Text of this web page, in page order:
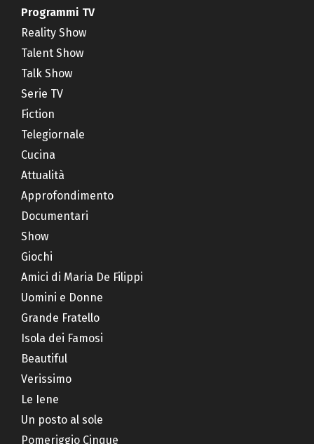
Programmi TV
Reality Show
Talent Show
Talk Show
Serie TV
Fiction
Telegiornale
Cucina
Attualità
Approfondimento
Documentari
Show
Giochi
Amici di Maria De Filippi
Uomini e Donne
Grande Fratello
Isola dei Famosi
Beautiful
Verissimo
Le Iene
Un posto al sole
Pomeriggio Cinque